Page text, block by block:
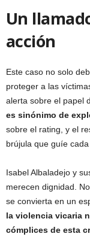
Un
acción
Este caso no solo
proteger a las
alerta sobre el papel
es sinónimo de
sobre el rating, y el
brújula que guíe
Isabel Albaladejo y
merecen dignidad.
se convierta en un
la violencia vicaria
cómplices de esta